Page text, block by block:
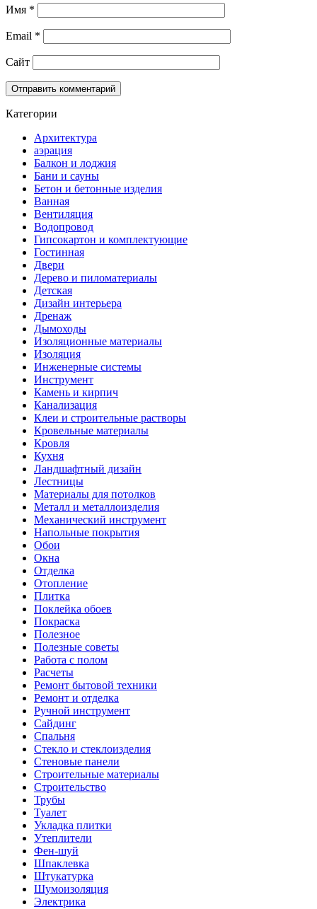
Имя *
Email *
Сайт
Категории
Архитектура
аэрация
Балкон и лоджия
Бани и сауны
Бетон и бетонные изделия
Ванная
Вентиляция
Водопровод
Гипсокартон и комплектующие
Гостинная
Двери
Дерево и пиломатериалы
Детская
Дизайн интерьера
Дренаж
Дымоходы
Изоляционные материалы
Изоляция
Инженерные системы
Инструмент
Камень и кирпич
Канализация
Клеи и строительные растворы
Кровельные материалы
Кровля
Кухня
Ландшафтный дизайн
Лестницы
Материалы для потолков
Металл и металлоизделия
Механический инструмент
Напольные покрытия
Обои
Окна
Отделка
Отопление
Плитка
Поклейка обоев
Покраска
Полезное
Полезные советы
Работа с полом
Расчеты
Ремонт бытовой техники
Ремонт и отделка
Ручной инструмент
Сайдинг
Спальня
Стекло и стеклоизделия
Стеновые панели
Строительные материалы
Строительство
Трубы
Туалет
Укладка плитки
Утеплители
Фен-шуй
Шпаклевка
Штукатурка
Шумоизоляция
Электрика